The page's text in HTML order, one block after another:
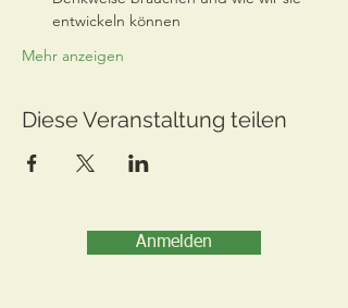
entwickeln können
Mehr anzeigen
Diese Veranstaltung teilen
Anmelden